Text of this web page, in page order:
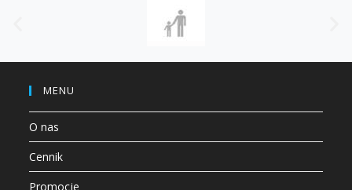
MENU
O nas
Cennik
Promocje